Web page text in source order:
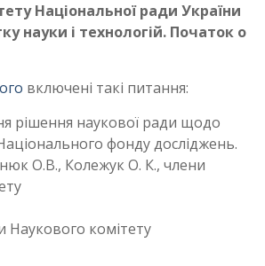
Національної ради України
науки і технологій. Початок о
включені такі питання:
рішення наукової ради щодо
фонду досліджень.
О.В., Колежук О. К., члени
Наукового комітету